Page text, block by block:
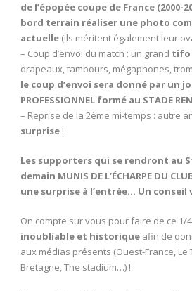
de l’épopée coupe de France (2000-
bord terrain réaliser une photo
actuelle (ils méritent également leur
– Coup d’envoi du match : un grand tifo
drapeaux, tambours, mégaphones,
le coup d’envoi sera donné par un
PROFESSIONNEL formé au STADE
– Reprise de la 2ème mi-temps : autre
surprise !
Les supporters qui se rendront au
demain MUNIS DE L’ÉCHARPE DU
une surprise à l’entrée… Un conseil
On compte sur vous pour faire de ce 1/
inoubliable et historique afin de
aux médias présents (Ouest-France, Le
Bretagne, The stadium…) !